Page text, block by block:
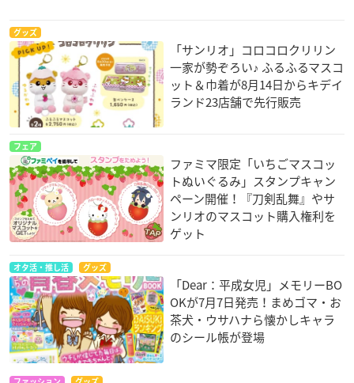
グッズ
「サンリオ」コロコロクリリン
一家が勢ぞろい♪ ふるふるマスコ
ット＆巾着が8月14日からキデイ
ランド23店舗で先行販売
フェア
ファミマ限定「いちごマスコッ
トぬいぐるみ」スタンプキャン
ペーン開催！『刀剣乱舞』やサ
ンリオのマスコット購入権利を
ゲット
オタ活・推し活 グッズ
「Dear：平成女児」メモリーBO
OKが7月7日発売！まめゴマ・お
茶犬・ウサハナら懐かしキャラ
のシール帳が登場